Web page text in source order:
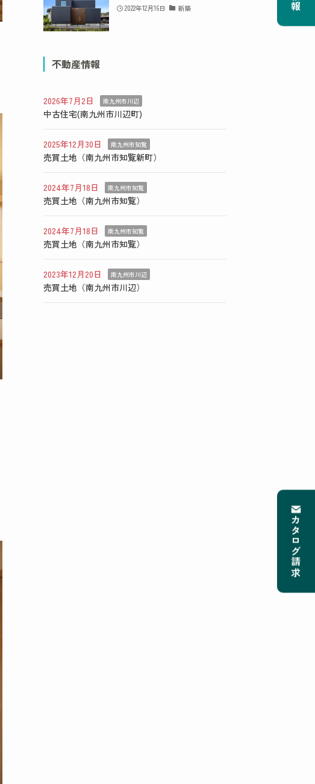
2022年12月16日 新築
不動産情報
2026年7月2日 南九州市川辺
中古住宅(南九州市川辺町)
2025年12月30日 南九州市知覧
売買土地（南九州市知覧新町）
2024年7月18日 南九州市知覧
売買土地（南九州市知覧）
2024年7月18日 南九州市知覧
売買土地（南九州市知覧）
2023年12月20日 南九州市川辺
売買土地（南九州市川辺）
カタログ請求